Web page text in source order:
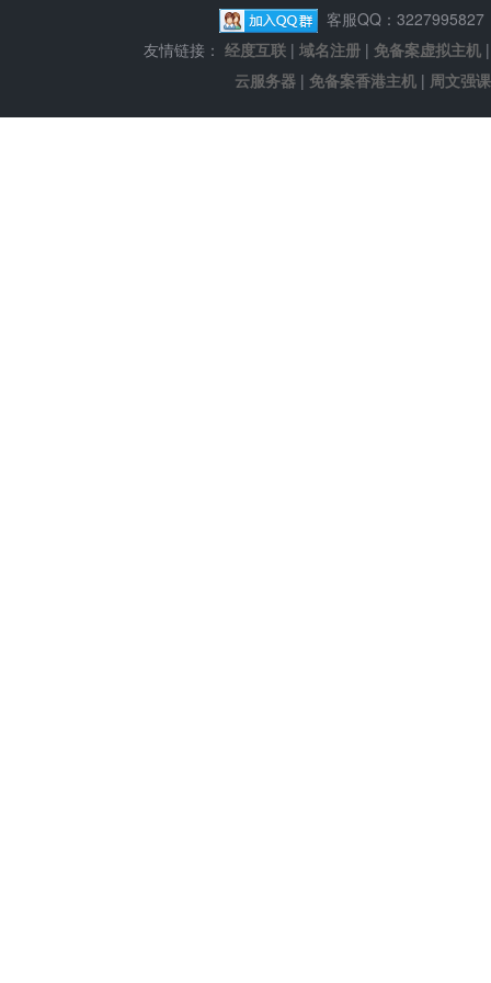
客服QQ：
友情链接： 经度互联 | 域名注册 | 免备案虚拟主机
云服务器 | 免备案香港主机 | 周文强